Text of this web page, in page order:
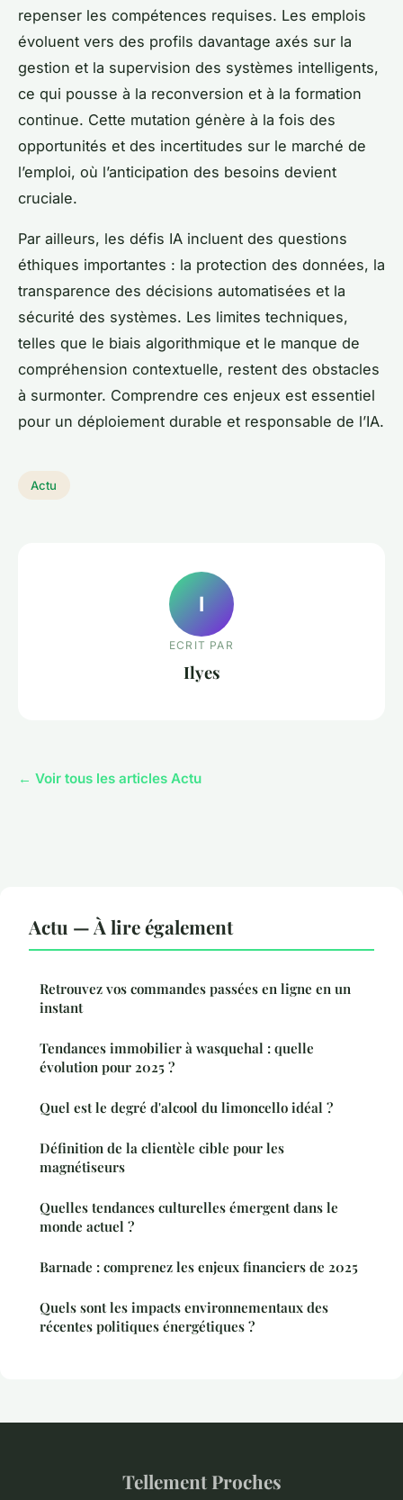
repenser les compétences requises. Les emplois
évoluent vers des profils davantage axés sur la
gestion et la supervision des systèmes intelligents,
ce qui pousse à la reconversion et à la formation
continue. Cette mutation génère à la fois des
opportunités et des incertitudes sur le marché de
l’emploi, où l’anticipation des besoins devient
cruciale.
Par ailleurs, les défis IA incluent des questions
éthiques importantes : la protection des données, la
transparence des décisions automatisées et la
sécurité des systèmes. Les limites techniques,
telles que le biais algorithmique et le manque de
compréhension contextuelle, restent des obstacles
à surmonter. Comprendre ces enjeux est essentiel
pour un déploiement durable et responsable de l’IA.
Actu
I
ECRIT PAR
Ilyes
← Voir tous les articles Actu
Actu — À lire également
Retrouvez vos commandes passées en ligne en un
instant
Tendances immobilier à wasquehal : quelle
évolution pour 2025 ?
Quel est le degré d'alcool du limoncello idéal ?
Définition de la clientèle cible pour les
magnétiseurs
Quelles tendances culturelles émergent dans le
monde actuel ?
Barnade : comprenez les enjeux financiers de 2025
Quels sont les impacts environnementaux des
récentes politiques énergétiques ?
Tellement Proches